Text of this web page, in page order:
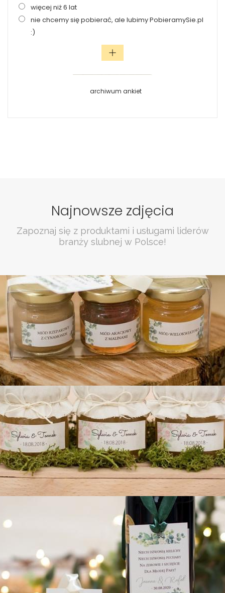
więcej niż 6 lat
nie chcemy się pobierać, ale lubimy PobieramySie.pl
:)
archiwum ankiet
Najnowsze zdjęcia
Zapoznaj się z produktami i usługami liderów
branży slubnej w Polsce!